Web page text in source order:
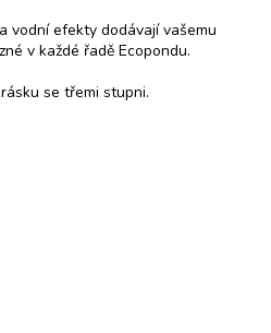
vodní efekty dodávají vašemu
v každé řadě Ecopondu.
se třemi stupni.